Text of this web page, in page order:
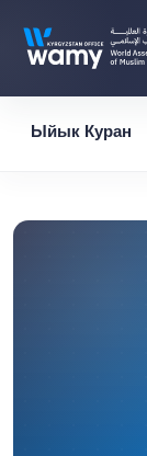
Ыйык Куран